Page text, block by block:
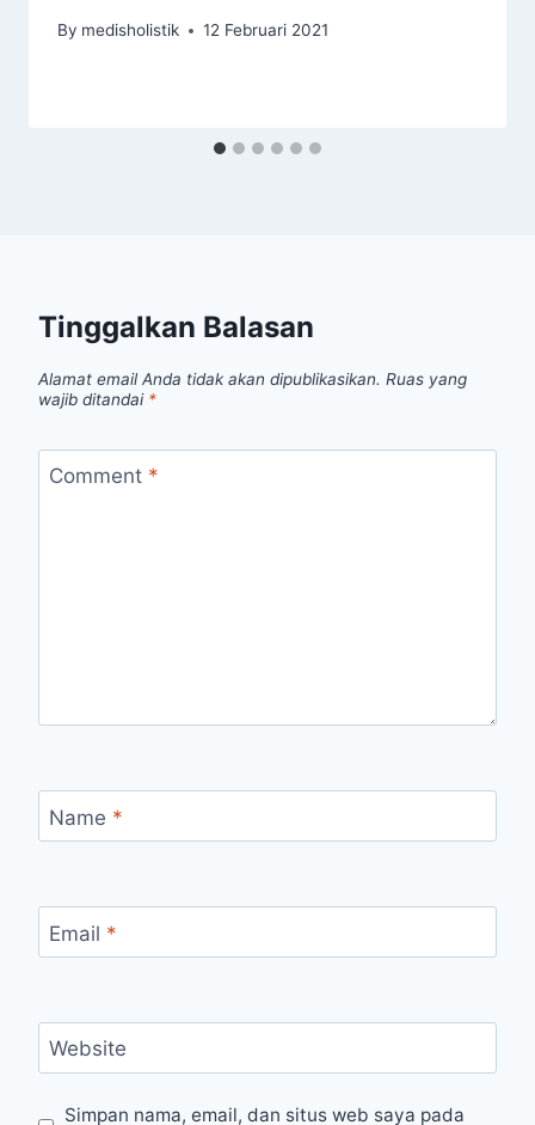
By medisholistik 12 Februari 2021
Tinggalkan Balasan
Alamat email Anda tidak akan dipublikasikan. Ruas yang
wajib ditandai *
Comment *
Name *
Email *
Website
Simpan nama, email, dan situs web saya pada